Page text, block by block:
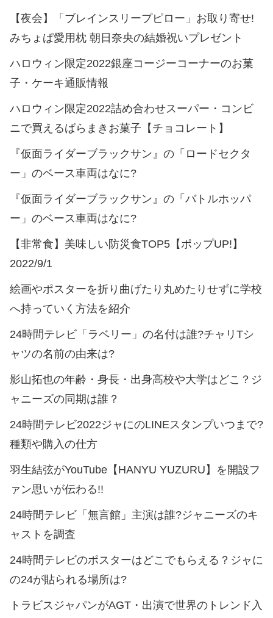
【夜会】「ブレインスリープピロー」お取り寄せ!
みちょぱ愛用枕 朝日奈央の結婚祝いプレゼント
ハロウィン限定2022銀座コージーコーナーのお菓
子・ケーキ通販情報
ハロウィン限定2022詰め合わせスーパー・コンビ
ニで買えるばらまきお菓子【チョコレート】
『仮面ライダーブラックサン』の「ロードセクタ
ー」のベース車両はなに?
『仮面ライダーブラックサン』の「バトルホッパ
ー」のベース車両はなに?
【非常食】美味しい防災食TOP5【ポップUP!】
2022/9/1
絵画やポスターを折り曲げたり丸めたりせずに学校
へ持っていく方法を紹介
24時間テレビ「ラベリー」の名付は誰?チャリTシ
ャツの名前の由来は?
影山拓也の年齢・身長・出身高校や大学はどこ？ジ
ャニーズの同期は誰？
24時間テレビ2022ジャにのLINEスタンプいつまで?
種類や購入の仕方
羽生結弦がYouTube【HANYU YUZURU】を開設フ
ァン思いが伝わる!!
24時間テレビ「無言館」主演は誰?ジャニーズのキ
ャストを調査
24時間テレビのポスターはどこでもらえる？ジャに
の24が貼られる場所は?
トラビスジャパンがAGT・出演で世界のトレンド入